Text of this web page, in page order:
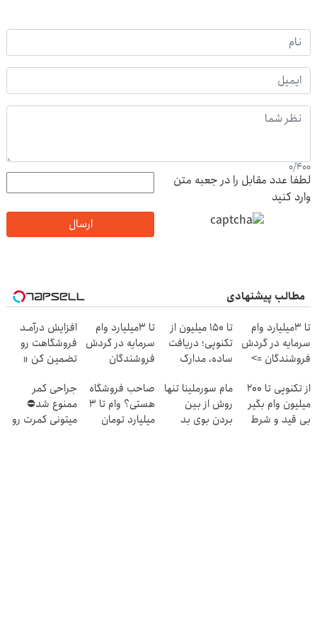
0/400
لطفا عدد مقابل را در جعبه متن
وارد کنید
ارسال
مطالب پیشنهادی
تا 3میلیارد وام
سرمایه در گردش
فروشندگان =>
ثبت کن
تا ۱۵۰ میلیون از
تکنوپی؛ دریافت
ساده، مدارک
تا 3میلیارد وام
سرمایه در گردش
فروشندگان
افزایش درآمـد
فروشگاهت رو
تضمین کن «
ثبت کن »
از تکنوپی تا 200
میلیون وام بگیر
بی قید و شرط
مام سورملینا تنها
روش از بین
بردن بوی بد
صاحب فروشگاه
هستی؟ وام تا ۳
میلیارد تومان
جراحی کمر
ممنوع شد⛔
میتونی کمرت رو